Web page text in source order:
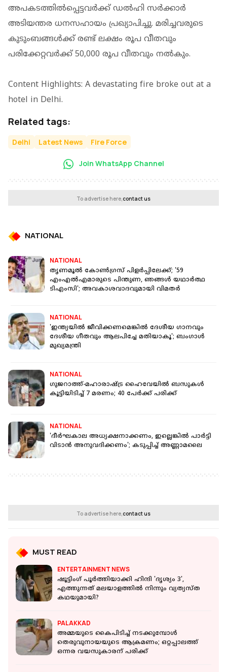
അപകടത്തില്‍പ്പെട്ടവര്‍ക്ക് ഡല്‍ഹി സർക്കാർ
അടിയന്തര ധനസഹായം പ്രഖ്യാപിച്ചു. മരിച്ചവരുടെ
കുടുംബങ്ങള്‍ക്ക് രണ്ട് ലക്ഷം രൂപ വീതവും
പരിക്കേറ്റവര്‍ക്ക് 50,000 രൂപ വീതവും നല്‍കും.
Content Highlights: A devastating fire broke out at a
hotel in Delhi.
Related tags:
Delhi Latest News Fire Force
Join WhatsApp Channel
To advertise here,contact us
NATIONAL
NATIONAL
തൃണമൂൽ കോൺഗ്രസ് പിളർപ്പിലേക്ക്; '59
എംഎൽഎമാരുടെ പിന്തുണ, ഞങ്ങള്‍ യഥാർത്ഥ
ടിഎംസി'; അവകാശവാദവുമായി വിമതർ
NATIONAL
'ഇന്ത്യയിൽ ജീവിക്കണമെങ്കിൽ ദേശീയ ഗാനവും
ദേശീയ ഗീതവും ആലപിച്ചേ മതിയാകൂ'; ബംഗാൾ
മുഖ്യമന്ത്രി
NATIONAL
ഗുജറാത്ത്-മഹാരാഷ്ട്ര ഹൈവേയില്‍ ബസുകള്‍
കൂട്ടിയിടിച്ച് 7 മരണം; 40 പേര്‍ക്ക് പരിക്ക്
NATIONAL
'ദീര്‍ഘകാല അധ്യക്ഷനാക്കണം, ഇല്ലെങ്കില്‍ പാര്‍ട്ടി
വിടാന്‍ അനുവദിക്കണം'; കടുപ്പിച്ച് അണ്ണാമലൈ
To advertise here,contact us
MUST READ
ENTERTAINMENT NEWS
ഷൂട്ടിംഗ് പൂർത്തിയാക്കി ഹിന്ദി 'ദൃശ്യം 3',
എത്തുന്നത് മലയാളത്തിൽ നിന്നും വ്യത്യസ്ത
കഥയുമായി?
PALAKKAD
അമ്മയുടെ കൈപിടിച്ച് നടക്കുമ്പോള്‍
തെരുവുനായയുടെ ആക്രമണം; ഒറ്റപ്പാലത്ത്
ഒന്നര വയസുകാരന് പരിക്ക്